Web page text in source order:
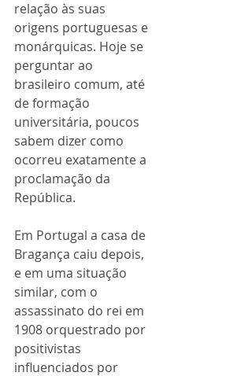
relação às suas
origens portuguesas e
monárquicas. Hoje se
perguntar ao
brasileiro comum, até
de formação
universitária, poucos
sabem dizer como
ocorreu exatamente a
proclamação da
República.
Em Portugal a casa de
Bragança caiu depois,
e em uma situação
similar, com o
assassinato do rei em
1908 orquestrado por
positivistas
influenciados por